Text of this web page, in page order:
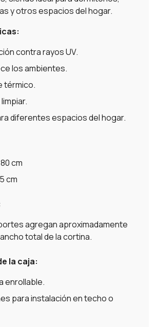
y otros espacios del hogar.
contra rayos UV.
los ambientes.
térmico.
diferentes espacios del hogar.
cm
cm
agregan aproximadamente
total de la cortina.
la caja:
enrollable.
para instalación en techo o